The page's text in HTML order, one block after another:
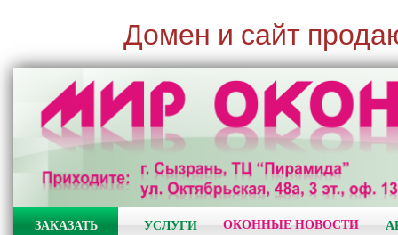
Домен и сайт
ЗАКАЗАТЬ УСЛУГИ ОКОННЫЕ НОВОСТИ